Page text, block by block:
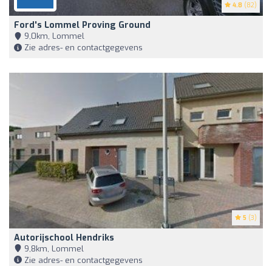
4.8 (82)
Ford's Lommel Proving Ground
9,0km, Lommel
Zie adres- en contactgegevens
5 (3)
Autorijschool Hendriks
9,8km, Lommel
Zie adres- en contactgegevens